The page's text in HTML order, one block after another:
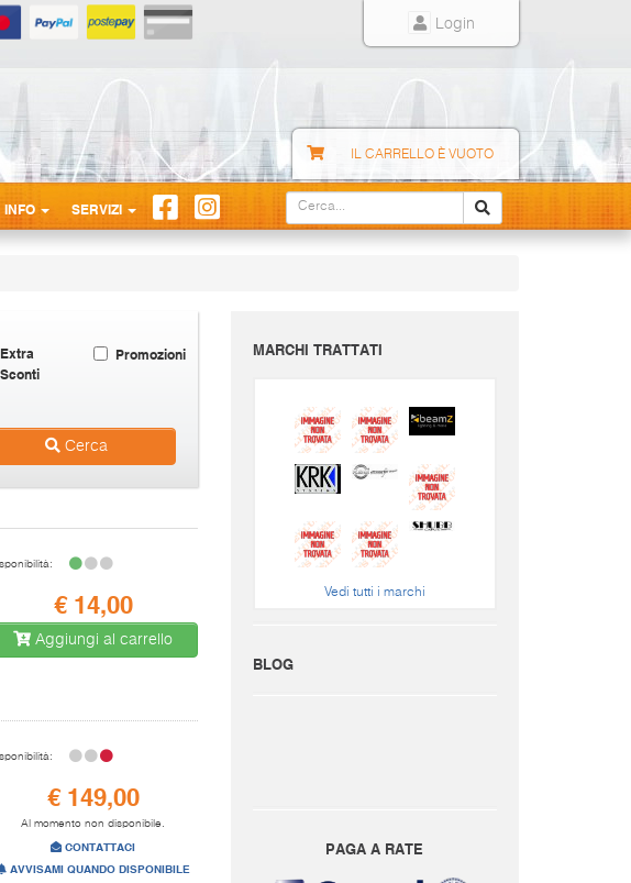
Login
IL CARRELLO È VUOTO
INFO SERVIZI
Extra
Sconti
Promozioni
Cerca
€ 14,00
Aggiungi al carrello
€ 149,00
Al momento non disponibile.
CONTATTACI
AVVISAMI QUANDO DISPONIBILE
MARCHI TRATTATI
Vedi tutti i marchi
BLOG
PAGA A RATE